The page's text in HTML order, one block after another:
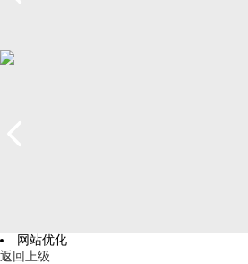
网站优化
返回上级